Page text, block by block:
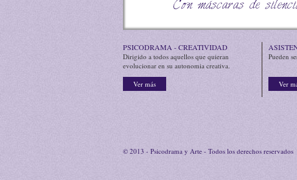
Con máscaras de
Afectamos el arte de ser
PSICODRAMA - CREATIVIDAD
Dirigido a todos aquellos que quieran
evolucionar en su autonomia creativa.
Ver más
Pueden
Ver
© 2013 - Psicodrama y Arte - Todos los derechos reservados